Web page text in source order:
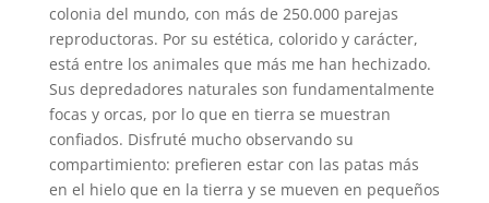
colonia del mundo, con más de 250.000 parejas
reproductoras. Por su estética, colorido y carácter,
está entre los animales que más me han hechizado.
Sus depredadores naturales son fundamentalmente
focas y orcas, por lo que en tierra se muestran
confiados. Disfruté mucho observando su
compartimiento: prefieren estar con las patas más
en el hielo que en la tierra y se mueven en pequeños